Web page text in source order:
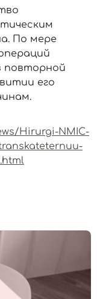
По мере
повторной
его
Hirurgi-NMIC-